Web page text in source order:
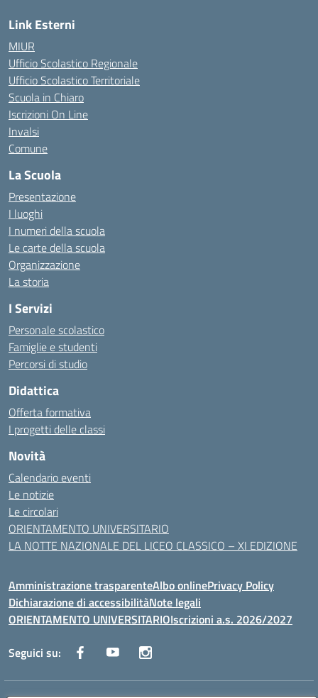
Link Esterni
MIUR
Ufficio Scolastico Regionale
Ufficio Scolastico Territoriale
Scuola in Chiaro
Iscrizioni On Line
Invalsi
Comune
La Scuola
Presentazione
I luoghi
I numeri della scuola
Le carte della scuola
Organizzazione
La storia
I Servizi
Personale scolastico
Famiglie e studenti
Percorsi di studio
Didattica
Offerta formativa
I progetti delle classi
Novità
Calendario eventi
Le notizie
Le circolari
ORIENTAMENTO UNIVERSITARIO
LA NOTTE NAZIONALE DEL LICEO CLASSICO – XI EDIZIONE
Amministrazione trasparenteAlbo onlinePrivacy Policy
Dichiarazione di accessibilitàNote legali
ORIENTAMENTO UNIVERSITARIOIscrizioni a.s. 2026/2027
Seguici su: